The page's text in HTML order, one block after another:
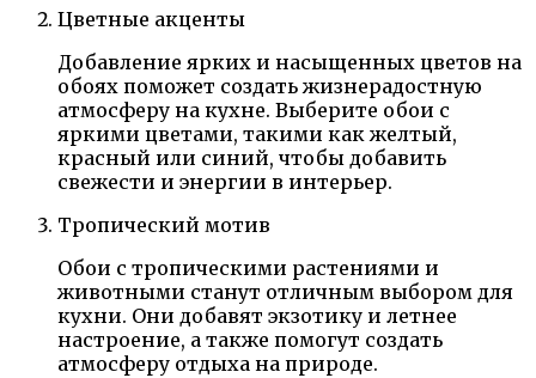
Цветные акценты
Добавление ярких и насыщенных цветов на
обоях поможет создать жизнерадостную
атмосферу на кухне. Выберите обои с
яркими цветами, такими как желтый,
красный или синий, чтобы добавить
свежести и энергии в интерьер.
Тропический мотив
Обои с тропическими растениями и
животными станут отличным выбором для
кухни. Они добавят экзотику и летнее
настроение, а также помогут создать
атмосферу отдыха на природе.